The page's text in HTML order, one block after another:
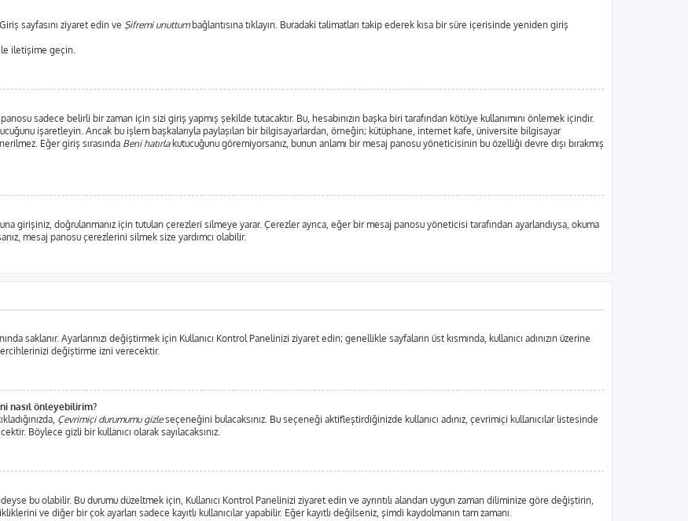
sayfasını ziyaret edin ve Şifremi unuttumbağlantısına tıklayın. Buradaki talimatları takip ederek kısa bir süre içerisinde yeniden giriş
iletişime geçin.
sadece belirli bir zaman için sizi giriş yapmış şekilde tutacaktır. Bu, hesabınızın başka biri tarafından kötüye kullanımını önlemek içindir.
işaretleyin. Ancak bu işlem başkalarıyla paylaşılan bir bilgisayarlardan, örneğin; kütüphane, internet kafe, üniversite bilgisayar
Eğer giriş sırasında Beni hatırlakutucuğunu göremiyorsanız, bunun anlamı bir mesaj panosu yöneticisinin bu özelliği devre dışı bırakmış
girişiniz, doğrulanmanız için tutulan çerezleri silmeye yarar. Çerezler ayrıca, eğer bir mesaj panosu yöneticisi tarafından ayarlandıysa, okuma
mesaj panosu çerezlerini silmek size yardımcı olabilir.
saklanır. Ayarlarınızı değiştirmek için Kullanıcı Kontrol Panelinizi ziyaret edin; genellikle sayfaların üst kısmında, kullanıcı adınızın üzerine
tercihlerinizi değiştirme izni verecektir.
nasıl önleyebilirim?
Çevrimiçi durumumu gizleseçeneğini bulacaksınız. Bu seçeneği aktifleştirdiğinizde kullanıcı adınız, çevrimiçi kullanıcılar listesinde
Böylece gizli bir kullanıcı olarak sayılacaksınız.
bu olabilir. Bu durumu düzeltmek için, Kullanıcı Kontrol Panelinizi ziyaret edin ve ayrıntılı alandan uygun zaman diliminize göre değiştirin,
ve diğer bir çok ayarları sadece kayıtlı kullanıcılar yapabilir. Eğer kayıtlı değilseniz, şimdi kaydolmanın tam zamanı.